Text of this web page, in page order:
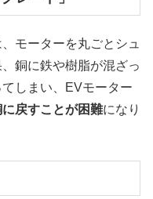
モーターを丸ごとシュ
銅に鉄や樹脂が混ざっ
しまい、EVモーター
戻すことが困難になり